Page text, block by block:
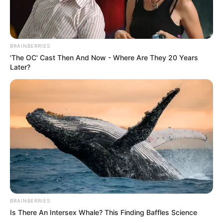
kezdődhet az új élet! –
RÉSZLETEK:
Legutóbbi cikkek
🔎 Tarjányi Péter olyat vett észre Orbán Viktor
tusványosi beszédében, amelyet más nem
📉 FORDULAT A TISZA PÁRTNÁL – CSÖKKENT A
TÁMOGATOTTSÁG A FRISS FELMÉRÉS SZERINT
📊 Most így áll a TISZA és a Fidesz a friss felmérés
szerint
🚨 Friss! Súlyos lépést jelentett be a Fidesz, miután
elnémították képviselőjüket a parlamentben
💰 Mi történt? Belenyúl a parlament Magyar Péter
BRAINBERRIES
'The OC' Cast Then And Now - Where Are They 20 Years
Later?
BRAINBERRIES
Is There An Intersex Whale? This Finding Baffles Science